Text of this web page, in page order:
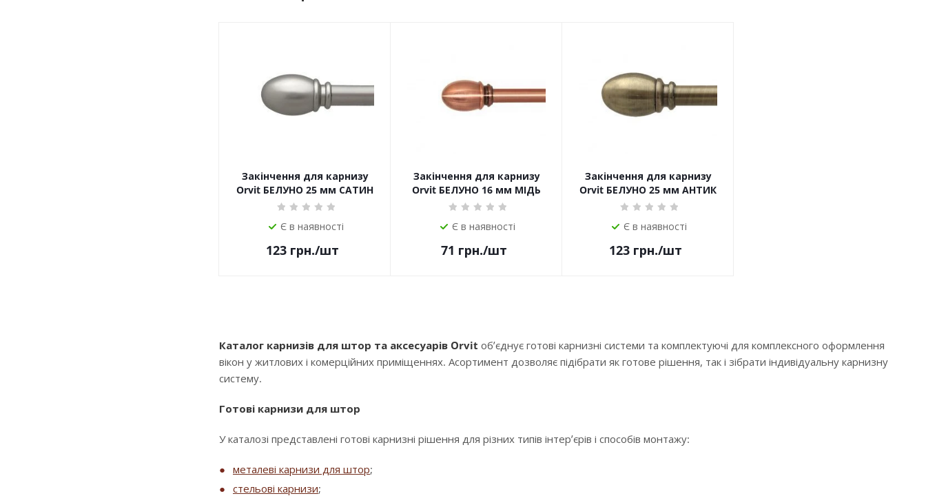
Закінчення для карнизу
Orvit БЕЛУНО 25 мм САТИН
Є в наявності
123 грн./шт
Закінчення для карнизу
Orvit БЕЛУНО 16 мм МІДЬ
Є в наявності
71 грн./шт
Закінчення для карнизу
Orvit БЕЛУНО 25 мм АНТИК
Є в наявності
123 грн./шт
Каталог карнизів для штор та аксесуарів Orvit об’єднує готові карнизні системи та комплектуючі для комплексного оформлення
вікон у житлових і комерційних приміщеннях. Асортимент дозволяє підібрати як готове рішення, так і зібрати індивідуальну карнизну
систему.
Готові карнизи для штор
У каталозі представлені готові карнизні рішення для різних типів інтер’єрів і способів монтажу:
металеві карнизи для штор;
стельові карнизи;